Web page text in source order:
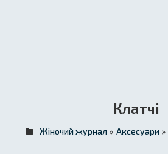
Клатчі
Жіночий журнал » Аксесуари »